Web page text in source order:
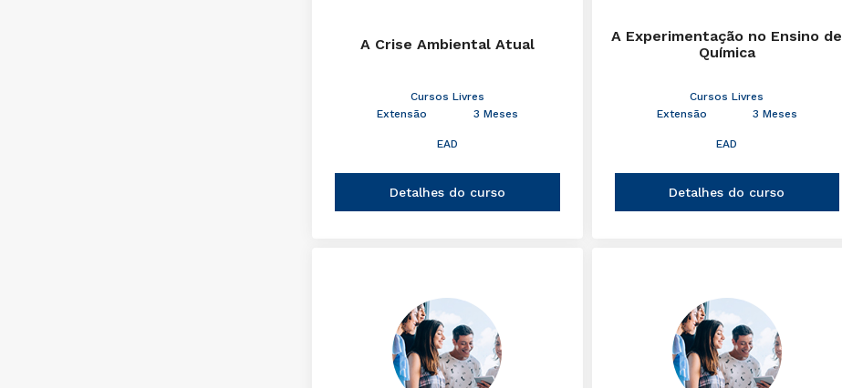
A Crise Ambiental Atual
Cursos Livres
Extensão
3 Meses
EAD
Detalhes do curso
A Experimentação no Ensino de
Química
Cursos Livres
Extensão
3 Meses
EAD
Detalhes do curso